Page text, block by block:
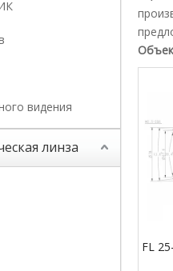
видения
линза
FL